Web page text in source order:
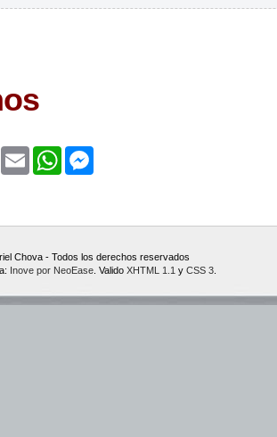
TwitterEmailWhatsApp
Chova - Todos los derechos reservados
Inove por NeoEase . Valido XHTML 1.1 y CSS 3